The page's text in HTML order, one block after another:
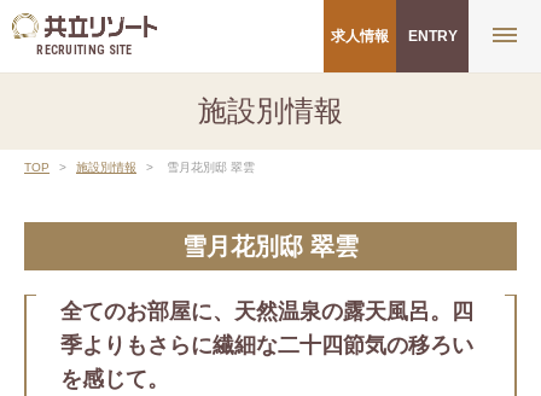
RECRUITING SITE
求人情報 ENTRY
施設別情報
TOP 施設別情報 雪月花別邸 翠雲
雪月花別邸 翠雲
全てのお部屋に、天然温泉の露天風呂。四
季よりもさらに繊細な二十四節気の移ろい
を感じて。